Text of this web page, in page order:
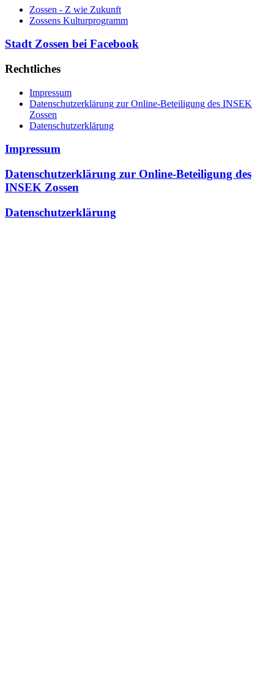
Zossen - Z wie Zukunft
Zossens Kulturprogramm
Stadt Zossen bei Facebook
Rechtliches
Impressum
Datenschutzerklärung zur Online-Beteiligung des INSEK
Zossen
Datenschutzerklärung
Impressum
Datenschutzerklärung zur Online-Beteiligung des
INSEK Zossen
Datenschutzerklärung